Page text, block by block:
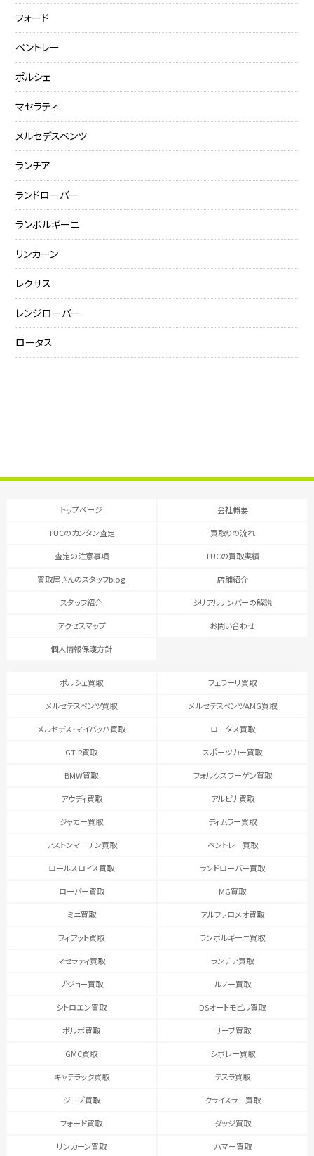
フォード
ベントレー
ポルシェ
マセラティ
メルセデスベンツ
ランチア
ランドローバー
ランボルギーニ
リンカーン
レクサス
レンジローバー
ロータス
トップページ 会社概要
TUCのカンタン査定 買取りの流れ
査定の注意事項 TUCの買取実績
買取屋さんのスタッフblog 店舗紹介
スタッフ紹介 シリアルナンバーの解説
アクセスマップ お問い合わせ
個人情報保護方針
ポルシェ買取 フェラーリ買取
メルセデスベンツ買取 メルセデスベンツAMG買取
メルセデス・マイバッハ買取 ロータス買取
GT-R買取 スポーツカー買取
BMW買取 フォルクスワーゲン買取
アウディ買取 アルピナ買取
ジャガー買取 ディムラー買取
アストンマーチン買取 ベントレー買取
ロールスロイス買取 ランドローバー買取
ローバー買取 MG買取
ミニ買取 アルファロメオ買取
フィアット買取 ランボルギーニ買取
マセラティ買取 ランチア買取
プジョー買取 ルノー買取
シトロエン買取 DSオートモビル買取
ボルボ買取 サーブ買取
GMC買取 シボレー買取
キャデラック買取 テスラ買取
ジープ買取 クライスラー買取
フォード買取 ダッジ買取
リンカーン買取 ハマー買取